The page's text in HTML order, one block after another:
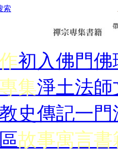
索
初入佛門佛
集淨土法師
史傳記一門
故事寓言書